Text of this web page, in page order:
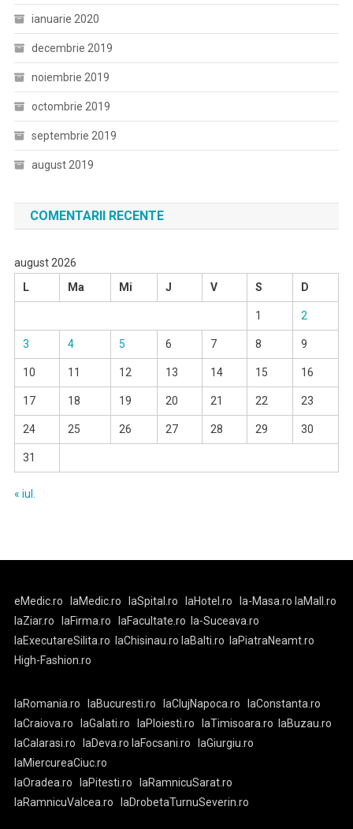
ianuarie 2020
decembrie 2019
noiembrie 2019
octombrie 2019
septembrie 2019
august 2019
COMENTARII RECENTE
august 2026
L
Ma Mi J V S D
1 2
3 4 5 6 7 8 9
10 11 12 13 14 15 16
17 18 19 20 21 22 23
24 25 26 27 28 29 30
31
« iul.
eMedic.ro laMedic.ro laSpital.ro laHotel.ro la-Masa.ro laMall.ro
laZiar.ro
laFirma.ro laFacultate.ro
la-Suceava.ro
laExecutareSilita.ro
laChisinau.ro laBalti.ro
laPiatraNeamt.ro
High-Fashion.ro
laRomania.ro laBucuresti.ro laClujNapoca.ro
laConstanta.ro
laCraiova.ro
laGalati.ro laPloiesti.ro laTimisoara.ro
laBuzau.ro
laCalarasi.ro
laDeva.ro laFocsani.ro
laGiurgiu.ro
laMiercureaCiuc.ro
laOradea.ro
laPitesti.ro
laRamnicuSarat.ro
laRamnicuValcea.ro
laDrobetaTurnuSeverin.ro